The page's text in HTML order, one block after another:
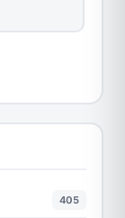
405